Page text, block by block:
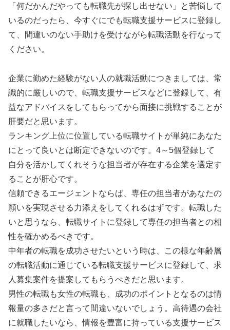
「何だかんだやっても転職先が探し出せない」と苦悩して
いるのだったら、今すぐにでも転職支援サービスに登録し
て、間違いのない手助けを受けながら転職活動を行なって
ください。
企業に勤めた経験がない人の就職活動につきましては、常
識的に厳しいので、転職支援サービスなどに登録して、有
益なアドバイスをしてもらってから面接に挑戦することが
肝要だと思います。
ランキング上位に位置している転職サイトが単純にあなた
にとって良いとは断定できないのです。4～5個登録して
自分を活かしてくれそうな担当者が存在する企業を選定す
ることが肝心です。
信頼できるエージェントならば、専任の担当者があなたの
願いを実現させる力添えをしてくれるはずです。転職した
いと思うなら、転職サイトに登録して専任の担当者との相
性を確かめるべきです。
中年者の転職を成功させたいという時は、この様な年齢層
の転職活動に通じている転職支援サービスに登録して、求
人募集案件を提案してもらうべきだと思います。
男性の転職も女性の転職も、成功のポイントとなるのは情
報量の多さだと言って間違いないでしょう。高待遇の会社
に就職したいなら、情報を豊富に持っている支援サービス